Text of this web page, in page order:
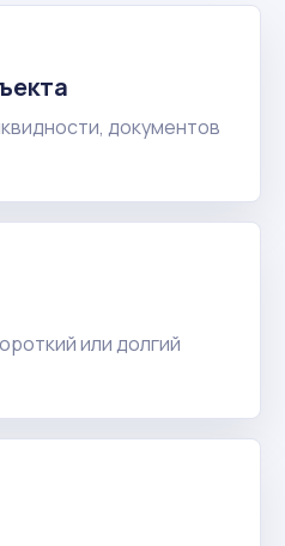
документов
или долгий